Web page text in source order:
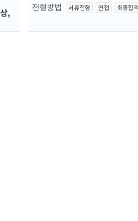
, 전형방법 서류전형 면접 최종합